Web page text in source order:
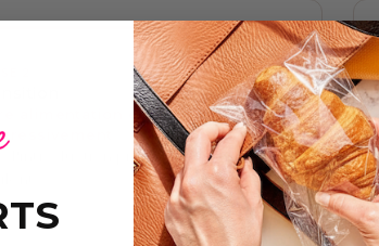
alimentation est diversifiée
l'introduction progressive des